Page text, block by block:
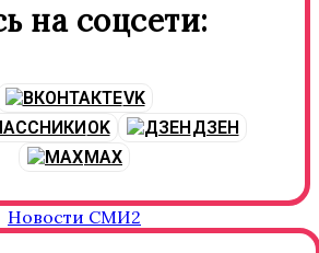
на соцсети:
VK
OK
ДЗЕН
MAX
Новости СМИ2